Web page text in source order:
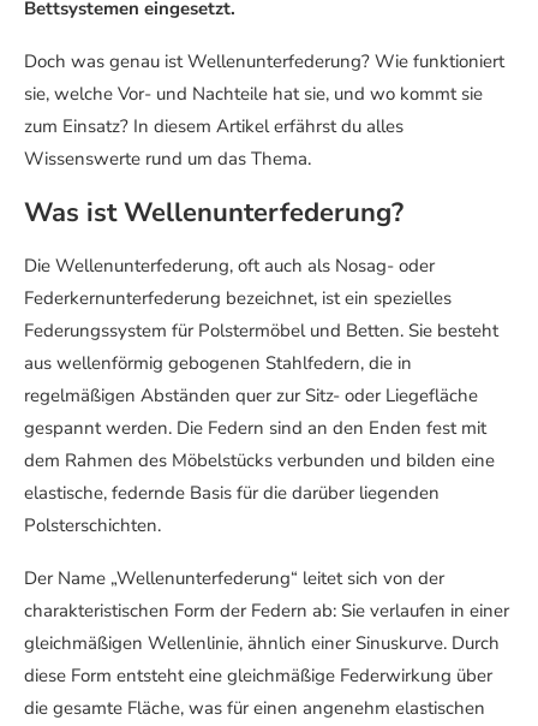
Bettsystemen eingesetzt.
Doch was genau ist Wellenunterfederung? Wie funktioniert
sie, welche Vor- und Nachteile hat sie, und wo kommt sie
zum Einsatz? In diesem Artikel erfährst du alles
Wissenswerte rund um das Thema.
Was ist Wellenunterfederung?
Die Wellenunterfederung, oft auch als Nosag- oder
Federkernunterfederung bezeichnet, ist ein spezielles
Federungssystem für Polstermöbel und Betten. Sie besteht
aus wellenförmig gebogenen Stahlfedern, die in
regelmäßigen Abständen quer zur Sitz- oder Liegefläche
gespannt werden. Die Federn sind an den Enden fest mit
dem Rahmen des Möbelstücks verbunden und bilden eine
elastische, federnde Basis für die darüber liegenden
Polsterschichten.
Der Name „Wellenunterfederung“ leitet sich von der
charakteristischen Form der Federn ab: Sie verlaufen in einer
gleichmäßigen Wellenlinie, ähnlich einer Sinuskurve. Durch
diese Form entsteht eine gleichmäßige Federwirkung über
die gesamte Fläche, was für einen angenehm elastischen